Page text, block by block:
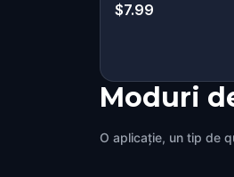
$7.99
Moduri
O aplicație, un tip de